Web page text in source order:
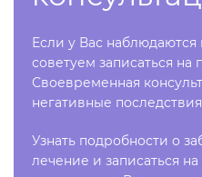
Если у Вас
советуем записаться на
Своевременная
негативные
Узнать подробности о
лечение и записаться